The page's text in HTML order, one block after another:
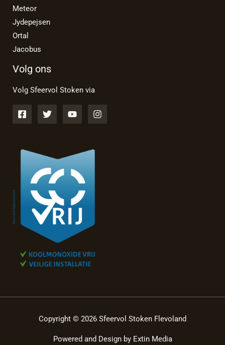
Meteor
Jydepejsen
Ortal
Jacobus
Volg ons
Volg Sfeervol Stoken via
Copyright © 2026 Sfeervol Stoken Flevoland
Powered and Design by Extin Media